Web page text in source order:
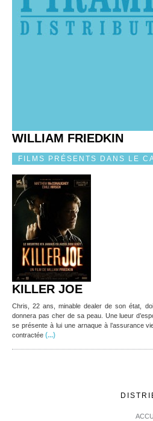
WILLIAM FRIEDKIN
FILMS PRÉSENTS DANS LE
KILLER JOE
Chris, 22 ans, minable dealer de son état,
donnera pas cher de sa peau. Une lueur
se présente à lui une arnaque à l’assurance
contractée (...)